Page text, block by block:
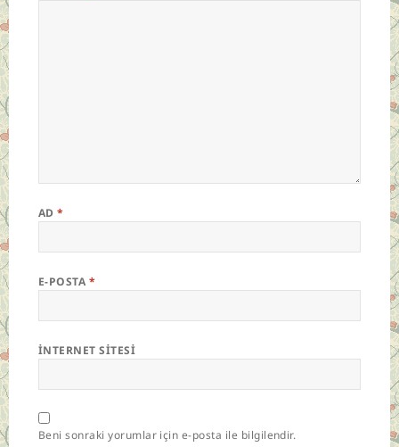
AD*
E-POSTA *
İNTERNET SITESI
Beni sonraki yorumlar için e-posta ile bilgilendir.